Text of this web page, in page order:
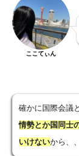
ここてぃん
確かに国際会議
情勢とか国同士
いけないから、、